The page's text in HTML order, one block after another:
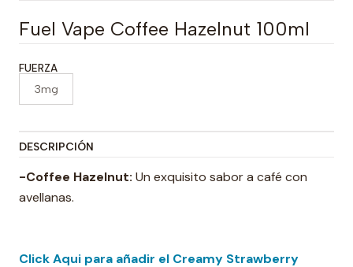
Fuel Vape Coffee Hazelnut 100ml
FUERZA
3mg
DESCRIPCIÓN
-Coffee Hazelnut: Un exquisito sabor a café con
avellanas.
Click Aqui para añadir el Creamy Strawberry